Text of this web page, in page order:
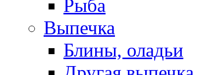
Рыба
Выпечка
Блины, оладьи